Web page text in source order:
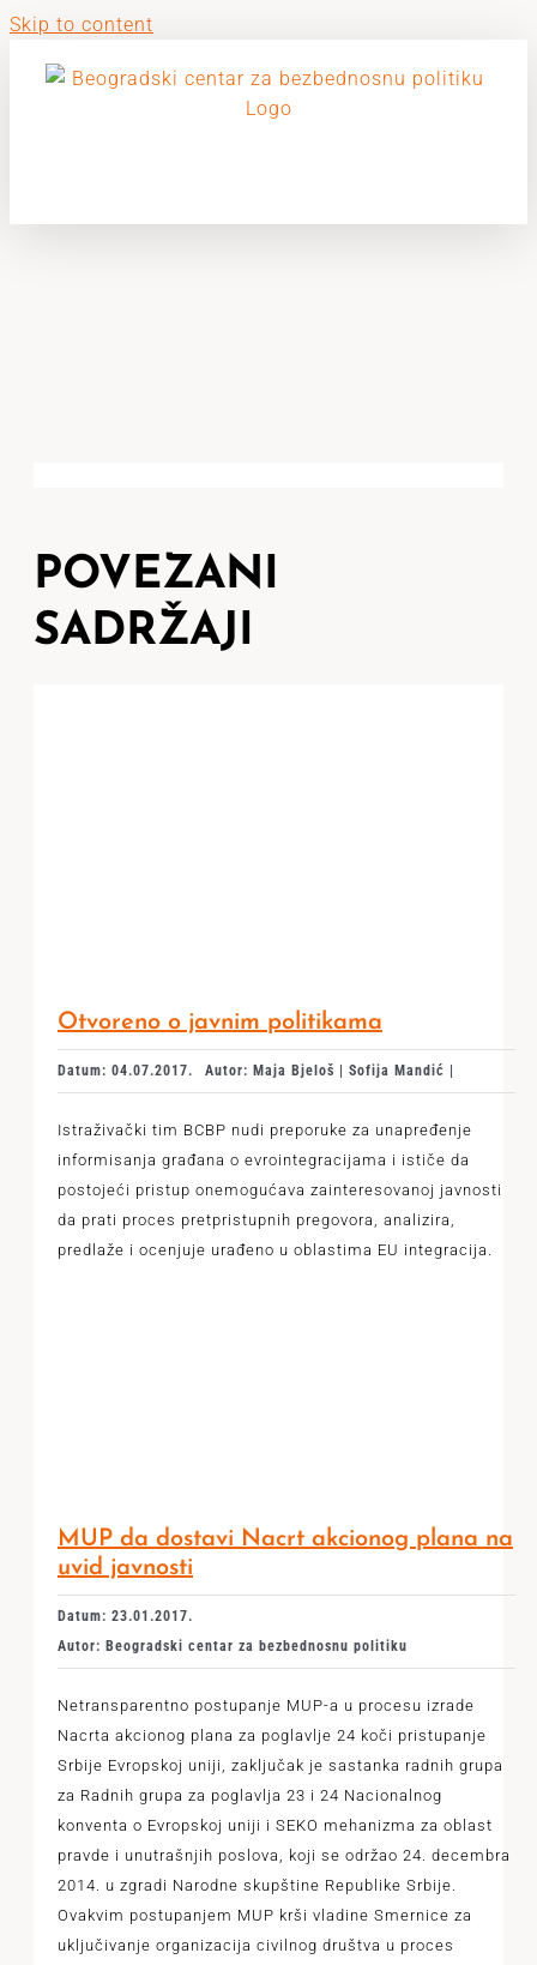
Skip to content
POVEZANI
SADRŽAJI
Otvoreno o javnim politikama
Datum: 04.07.2017. Autor: Maja Bjeloš | Sofija Mandić |
Istraživački tim BCBP nudi preporuke za unapređenje
informisanja građana o evrointegracijama i ističe da
postojeći pristup onemogućava zainteresovanoj javnosti
da prati proces pretpristupnih pregovora, analizira,
predlaže i ocenjuje urađeno u oblastima EU integracija.
MUP da dostavi Nacrt akcionog plana na
uvid javnosti
Datum: 23.01.2017.
Autor: Beogradski centar za bezbednosnu politiku
Netransparentno postupanje MUP-a u procesu izrade
Nacrta akcionog plana za poglavlje 24 koči pristupanje
Srbije Evropskoj uniji, zaključak je sastanka radnih grupa
za Radnih grupa za poglavlja 23 i 24 Nacionalnog
konventa o Evropskoj uniji i SEKO mehanizma za oblast
pravde i unutrašnjih poslova, koji se održao 24. decembra
2014. u zgradi Narodne skupštine Republike Srbije.
Ovakvim postupanjem MUP krši vladine Smernice za
uključivanje organizacija civilnog društva u proces